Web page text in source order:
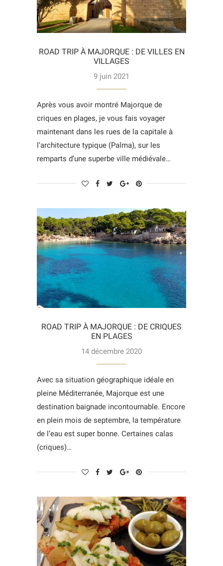
ROAD TRIP À MAJORQUE : DE VILLES EN
VILLAGES
9 juin 2021
Après vous avoir montré Majorque de
criques en plages, je vous fais voyager
maintenant dans les rues de la capitale à
l’architecture typique (Palma), sur les
remparts d’une superbe ville médiévale…
ROAD TRIP À MAJORQUE : DE CRIQUES
EN PLAGES
14 décembre 2020
Avec sa situation géographique idéale en
pleine Méditerranée, Majorque est une
destination baignade incontournable. Encore
en plein mois de septembre, la température
de l’eau est super bonne. Certaines calas
(criques)…